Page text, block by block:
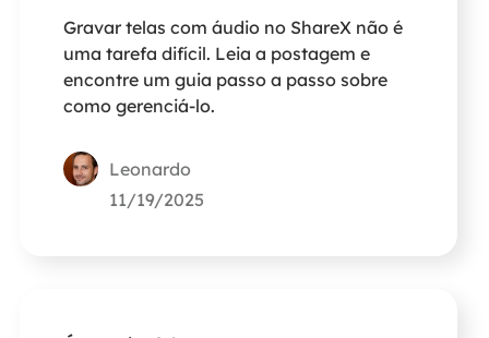
Gravar telas com áudio no ShareX não é
uma tarefa difícil. Leia a postagem e
encontre um guia passo a passo sobre
como gerenciá-lo.
Leonardo
11/19/2025